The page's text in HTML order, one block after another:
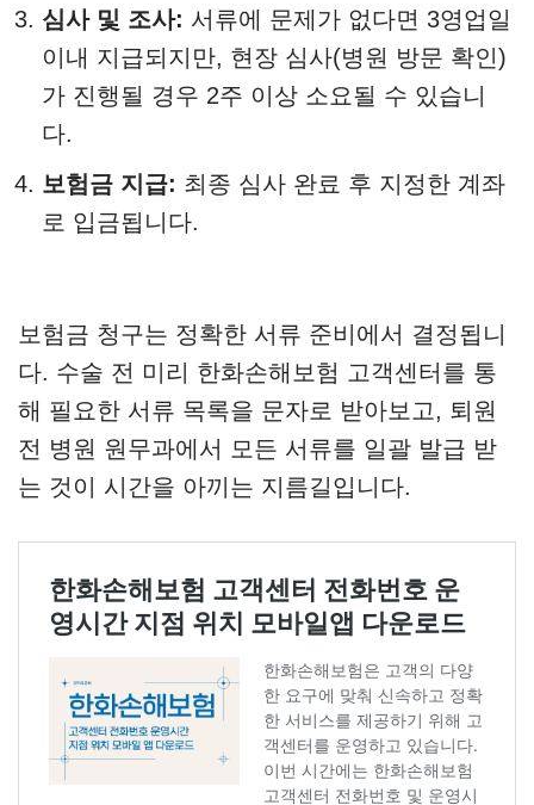
심사 및 조사: 서류에 문제가 없다면 3영업일
이내 지급되지만, 현장 심사(병원 방문 확인)
가 진행될 경우 2주 이상 소요될 수 있습니
다.
보험금 지급: 최종 심사 완료 후 지정한 계좌
로 입금됩니다.
보험금 청구는 정확한 서류 준비에서 결정됩니
다. 수술 전 미리 한화손해보험 고객센터를 통
해 필요한 서류 목록을 문자로 받아보고, 퇴원
전 병원 원무과에서 모든 서류를 일괄 발급 받
는 것이 시간을 아끼는 지름길입니다.